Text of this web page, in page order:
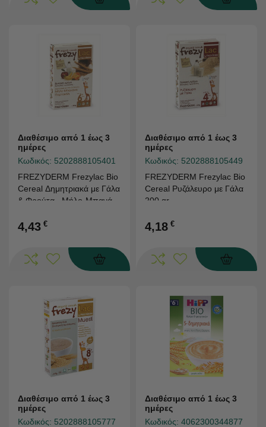
Διαθέσιμο από 1 έως 3
ημέρες
Κωδικός: 5202888105401
FREZYDERM Frezylac Bio
Cereal Δημητριακά με Γάλα
& Φρούτα , Mήλο-Μπανάνα
4,43 €
Διαθέσιμο από 1 έως 3
ημέρες
Κωδικός: 5202888105449
FREZYDERM Frezylac Bio
Cereal Ρυζάλευρο με Γάλα
200 gr
4,18 €
Διαθέσιμο από 1 έως 3
ημέρες
Κωδικός: 5202888105777
Διαθέσιμο από 1 έως 3
ημέρες
Κωδικός: 4062300344877